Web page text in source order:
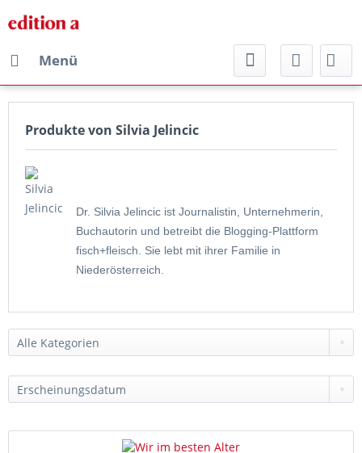
Menü
Produkte von Silvia Jelincic
Dr. Silvia Jelincic ist Journalistin, Unternehmerin,
Buchautorin und betreibt die Blogging-Plattform
fisch+fleisch. Sie lebt mit ihrer Familie in
Niederösterreich.